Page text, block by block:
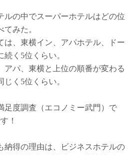
ルの中でスーパーホテルはどの位
みた。
は、東横イン、アパホテル、ドー
く5位くらい。
アパ、東横と上位の順番が変わる
く5位くらい。
足度調査（エコノミー武門）で
！
納得の理由は、ビジネスホテルの